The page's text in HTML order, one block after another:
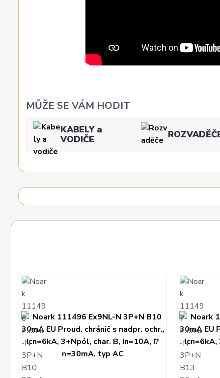
MŮŽE SE VÁM HODIT
KABELY a
VODIČE